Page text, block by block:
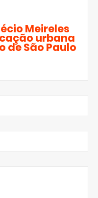
Meireles
urbana
de São Paulo